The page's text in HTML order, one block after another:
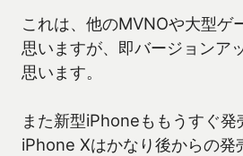
これは、他のMVNOや大型ゲ
思いますが、即バージョンア
思います。
また新型iPhoneももうすぐ発
iPhone Xはかなり後からの発